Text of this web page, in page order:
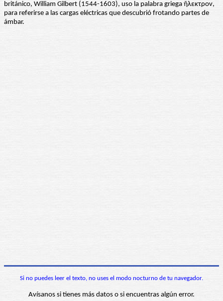
británico, William Gilbert (1544-1603), uso la palabra griega ἤλεκτρον,
para referirse a las cargas eléctricas que descubrió frotando partes de
ámbar.
Si no puedes leer el texto, no uses el modo nocturno de tu navegador.
Avísanos si tienes más datos o si encuentras algún error.